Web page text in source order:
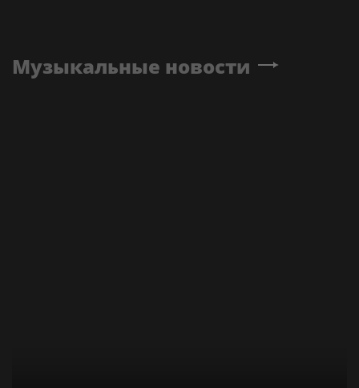
Музыкальные новости